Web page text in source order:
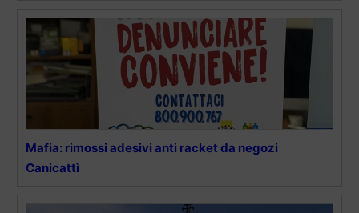
Mafia: rimossi adesivi anti racket da negozi
Canicattì